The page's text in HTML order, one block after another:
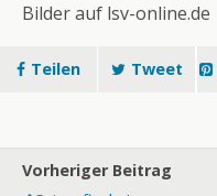
Bilder auf lsv-online.de
Teilen Tweet
Vorheriger Beitrag